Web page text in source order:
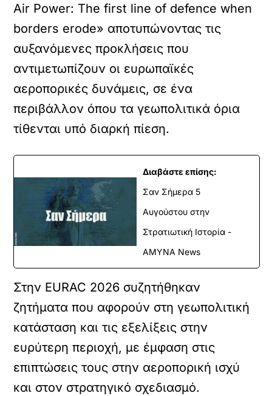
Air Power: The first line of defence when
borders erode» αποτυπώνοντας τις
αυξανόμενες προκλήσεις που
αντιμετωπίζουν οι ευρωπαϊκές
αεροπορικές δυνάμεις, σε ένα
περιβάλλον όπου τα γεωπολιτικά όρια
τίθενται υπό διαρκή πίεση.
Διαβάστε επίσης:
Σαν Σήμερα 5
Αυγούστου στην
Στρατιωτική Ιστορία -
ΑΜΥΝΑ News
Στην EURAC 2026 συζητήθηκαν
ζητήματα που αφορούν στη γεωπολιτική
κατάσταση και τις εξελίξεις στην
ευρύτερη περιοχή, με έμφαση στις
επιπτώσεις τους στην αεροπορική ισχύ
και στον στρατηγικό σχεδιασμό.